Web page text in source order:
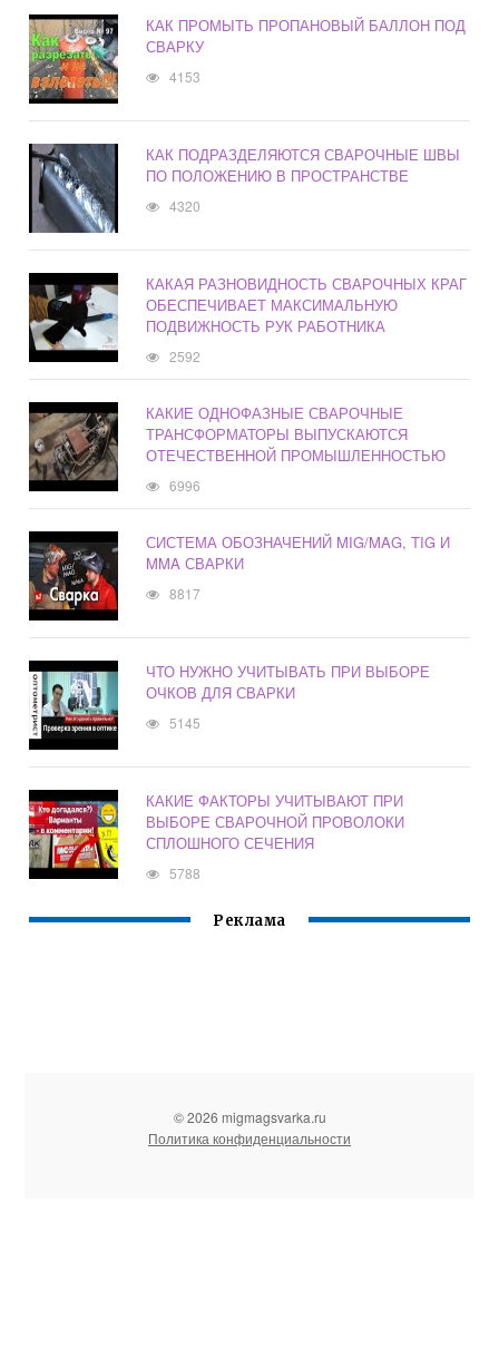
КАК ПРОМЫТЬ ПРОПАНОВЫЙ БАЛЛОН ПОД
СВАРКУ
4153
КАК ПОДРАЗДЕЛЯЮТСЯ СВАРОЧНЫЕ ШВЫ
ПО ПОЛОЖЕНИЮ В ПРОСТРАНСТВЕ
4320
КАКАЯ РАЗНОВИДНОСТЬ СВАРОЧНЫХ КРАГ
ОБЕСПЕЧИВАЕТ МАКСИМАЛЬНУЮ
ПОДВИЖНОСТЬ РУК РАБОТНИКА
2592
КАКИЕ ОДНОФАЗНЫЕ СВАРОЧНЫЕ
ТРАНСФОРМАТОРЫ ВЫПУСКАЮТСЯ
ОТЕЧЕСТВЕННОЙ ПРОМЫШЛЕННОСТЬЮ
6996
СИСТЕМА ОБОЗНАЧЕНИЙ MIG/MAG, TIG И
MMA СВАРКИ
8817
ЧТО НУЖНО УЧИТЫВАТЬ ПРИ ВЫБОРЕ
ОЧКОВ ДЛЯ СВАРКИ
5145
КАКИЕ ФАКТОРЫ УЧИТЫВАЮТ ПРИ
ВЫБОРЕ СВАРОЧНОЙ ПРОВОЛОКИ
СПЛОШНОГО СЕЧЕНИЯ
5788
Реклама
© 2026 migmagsvarka.ru
Политика конфиденциальности